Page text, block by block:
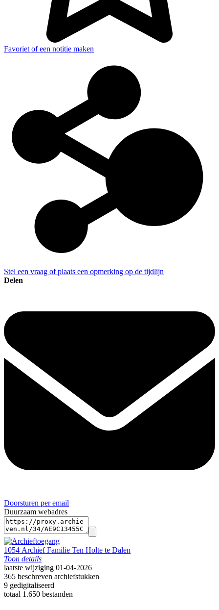
Favoriet of een notitie maken
Stel een vraag of plaats een opmerking op de tijdlijn
Delen
Doorsturen per email
Duurzaam webadres
1054 Archief Familie Ten Holte te Dalen
Toon details
Citeerinstructie:
Bij het citeren in annotatie en verantwoording dient het archief
tenminste eenmaal volledig en zonder afkortingen te worden
vermeld. Daarna kan worden volstaan met verkorte aanhaling.
laatste wijziging 01-04-2026
365 beschreven archiefstukken
9 gedigitaliseerd
totaal 1.650 bestanden